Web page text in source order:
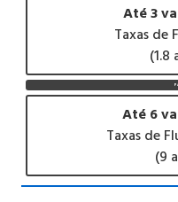
Até 3
Taxas de
(1.8
Até 6
Taxas de
(9